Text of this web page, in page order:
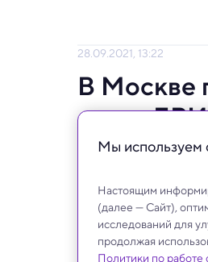
28.09.2021, 13:22
В Москве
стран
Форум состоится
Мы используем
Настоящим
(далее — Сайт),
исследований для
продолжая
Политики по работе